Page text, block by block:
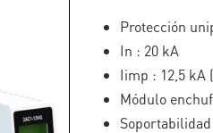
Protección
In : 20 kA
Iimp : 12,5 kA
Módulo